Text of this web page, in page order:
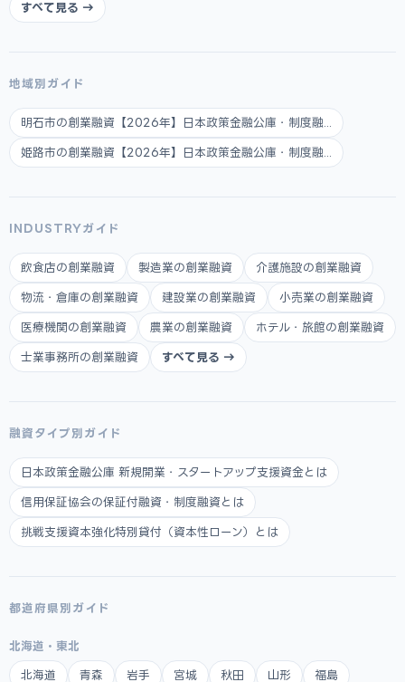
すべて見る →
地域別ガイド
明石市の創業融資【2026年】日本政策金融公庫・制度融...
姫路市の創業融資【2026年】日本政策金融公庫・制度融...
INDUSTRYガイド
飲食店の創業融資 製造業の創業融資 介護施設の創業融資
物流・倉庫の創業融資 建設業の創業融資 小売業の創業融資
医療機関の創業融資 農業の創業融資 ホテル・旅館の創業融資
士業事務所の創業融資 すべて見る →
融資タイプ別ガイド
日本政策金融公庫 新規開業・スタートアップ支援資金とは
信用保証協会の保証付融資・制度融資とは
挑戦支援資本強化特別貸付（資本性ローン）とは
都道府県別ガイド
北海道・東北
北海道 青森 岩手 宮城 秋田 山形 福島